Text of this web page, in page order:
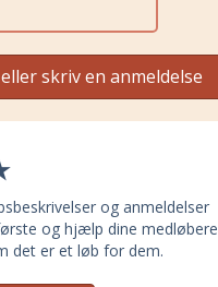
skriv en anmeldelse
og anmeldelser
og hjælp dine medløbere
det er et løb for dem.